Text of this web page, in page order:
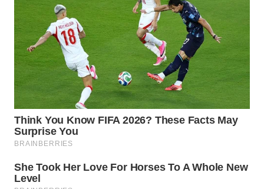
WN
KARO
WN
SIMALUNGUN
LABUHANBATU
WN
TAPANULI
TENGAH